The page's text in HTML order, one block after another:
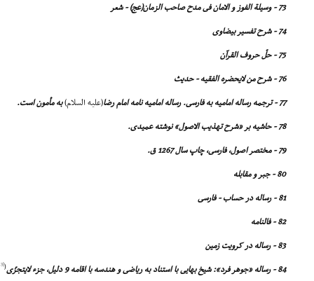
73 - وسیلة الفوز و الامان فى مدح صاحب الزمان(عج) - شعر
74 - شرح تفسیر بیضاوى
75 - حلّ حروف القرآن
76 - شرح من لایحضره الفقیه - حدیث
77 - ترجمه رساله امامیه به فارسى. رساله امامیه نامه امام رضا
(علیه السلام)به مأمون است.
78 - حاشیه بر «شرح تهذیب الاصول» نوشته عمیدى.
79 - مختصر اصول، فارسى، چاپ سال 1267 ق.
80 - جبر و مقابله
81 - رساله در حساب - فارسى
82 - فالنامه
83 - رساله در کرویت زمین
84 - رساله «جوهر فرد»: شیخ بهایى با استناد به ریاضى و هندسه با اقامه 9 دلیل، جزء لایتجزّى
(
[13]